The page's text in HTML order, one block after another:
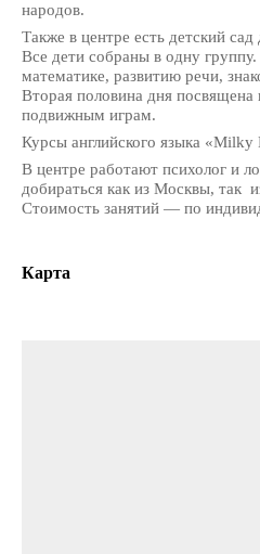
народов.
Также в центре есть детский
Все дети собраны в одну
математике, развитию речи,
Вторая половина дня посвящена
подвижным играм.
Курсы английского языка
В центре работают психолог и
добираться как из Москвы, так
Стоимость занятий — по
Карта